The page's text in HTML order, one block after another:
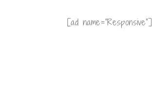
[ad name=”Responsive”]